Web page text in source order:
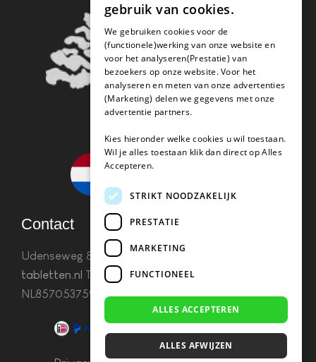
Contact
Udenseweg 8B 5405 PA Udeninfo(@)koffie-
tabletten.nl Tel. 085 782 5578KvK 67529623 Btw:
NL857053759B01
gebruik van cookies.
We gebruiken cookies voor de
(functionele)werking van onze website en
voor het analyseren(Prestatie) van
bezoekers op onze website. Voor het
analyseren en meten van onze advertenties
(Marketing) delen we gegevens met onze
advertentie partners.
Kies hieronder welke cookies u wil toestaan.
Wil je alles toestaan klik dan direct op Alles
Accepteren.
STRIKT NOODZAKELIJK
PRESTATIE
MARKETING
FUNCTIONEEL
ALLES ACCEPTEREN
ALLES AFWIJZEN